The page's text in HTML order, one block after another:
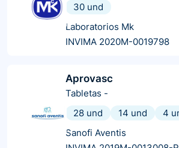
30 und
Laboratorios Mk
INVIMA 2020M-0019798
Aprovasc
Tabletas -
28 und
14 und 4
Sanofi Aventis